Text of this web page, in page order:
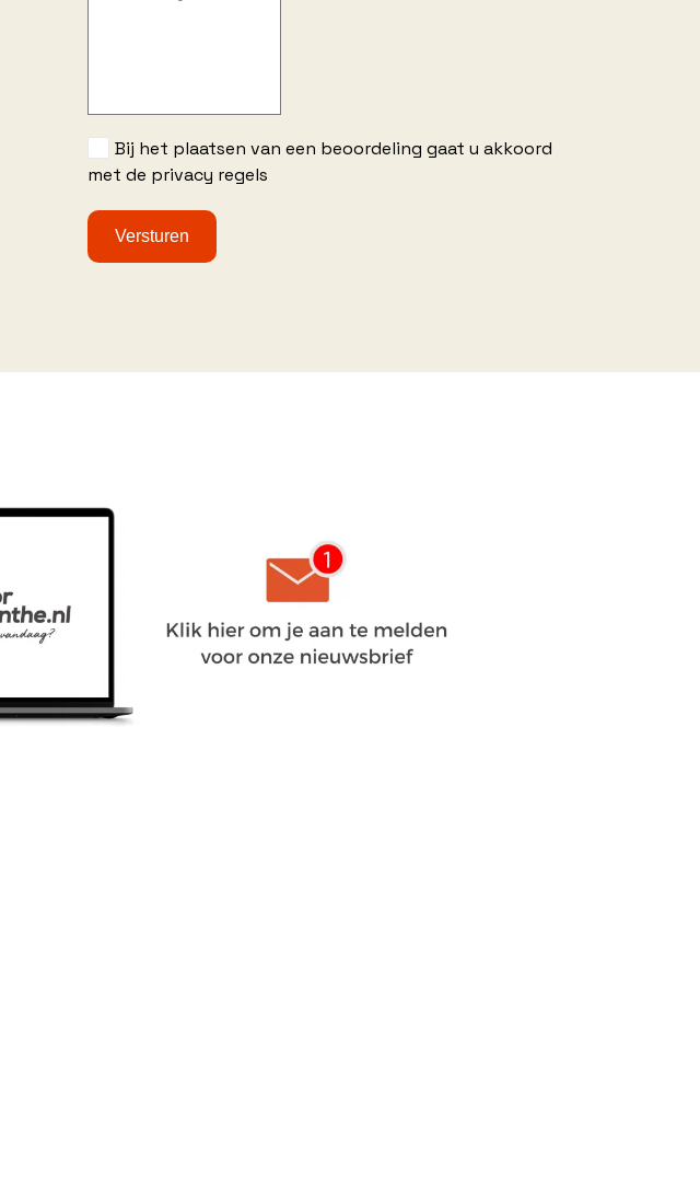
Bij het plaatsen van een beoordeling gaat u akkoord
met de privacy regels